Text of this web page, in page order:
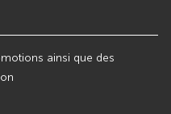
ainsi que des